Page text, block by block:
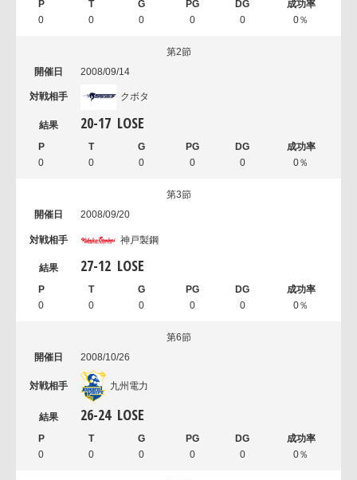
0 0 0 0 0 0％
第2節
2008/09/14
クボタ
20-17 LOSE
0 0 0 0 0 0％
第3節
2008/09/20
神戸製鋼
27-12 LOSE
0 0 0 0 0 0％
第6節
2008/10/26
九州電力
26-24 LOSE
0 0 0 0 0 0％